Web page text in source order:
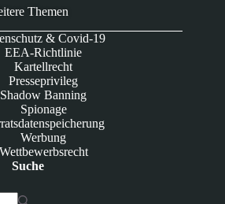
Themen
& Covid-19
EEA-Richtlinie
Kartellrecht
Presseprivileg
Shadow Banning
Spionage
Werbung
Wettbewerbsrecht
Suche